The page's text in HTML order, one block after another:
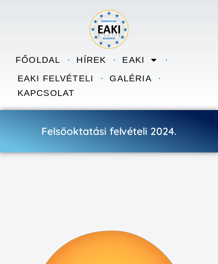
FŐOLDAL HÍREK
EAKI
EAKI FELVÉTELI
GALÉRIA
KAPCSOLAT
Felsőoktatási felvételi 2024.